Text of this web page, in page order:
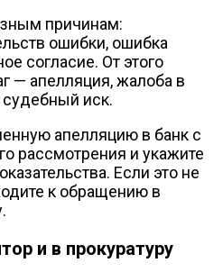
причинам:
ошибки, ошибка
согласие. От этого
— апелляция, жалоба в
иск.
апелляцию в банк с
рассмотрения и укажите
Если это не
к обращению в
и в прокуратуру